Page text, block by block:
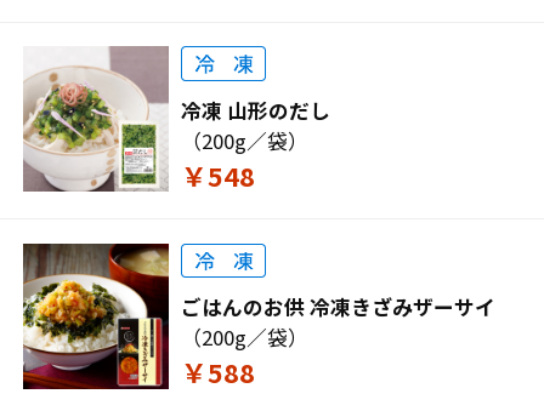
冷凍 山形のだし
（200g／袋）
￥548
ごはんのお供 冷凍きざみザーサイ
（200g／袋）
￥588